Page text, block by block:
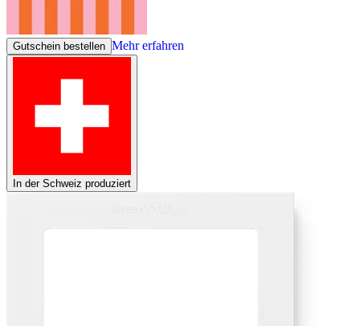
Gutschein bestellen Mehr erfahren
In der Schweiz produziert